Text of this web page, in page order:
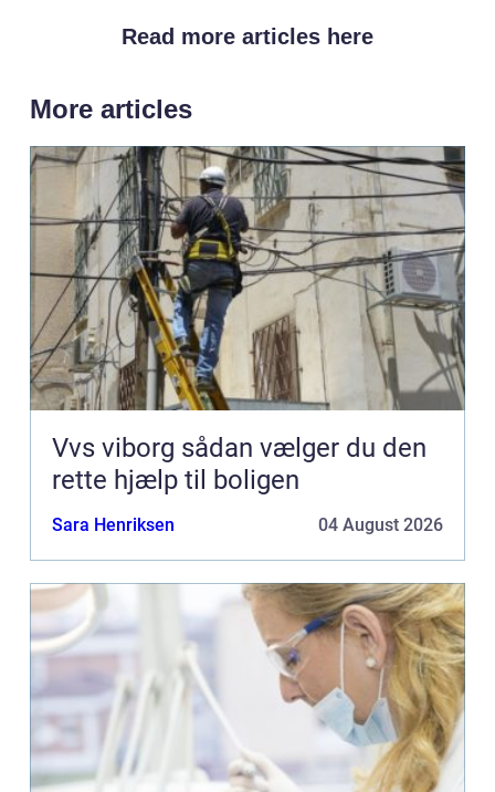
Read more articles here
More articles
Vvs viborg sådan vælger du den
rette hjælp til boligen
Sara Henriksen 04 August 2026